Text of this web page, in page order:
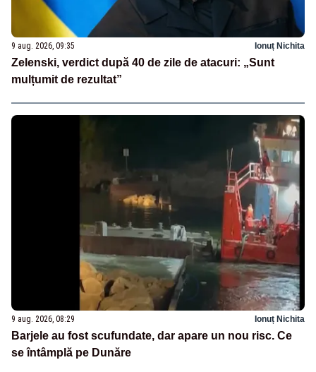
9 aug. 2026, 09:35 Ionuț Nichita
Zelenski, verdict după 40 de zile de atacuri: „Sunt
mulțumit de rezultat”
9 aug. 2026, 08:29 Ionuț Nichita
Barjele au fost scufundate, dar apare un nou risc. Ce
se întâmplă pe Dunăre